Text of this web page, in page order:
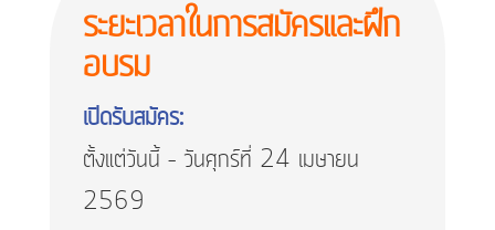
ระยะเวลาในการสมัครและฝึก
อบรม
เปิดรับสมัคร:
ตั้งแต่วันนี้ – วันศุกร์ที่ 24 เมษายน
2569